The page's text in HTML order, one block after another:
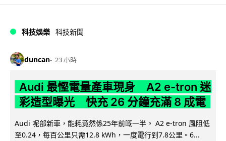
科技娛樂 科技新聞
duncan 23 小時
Audi 最慳電量產車現身 A2 e-tron 迷
彩造型曝光 快充 26 分鐘充滿 8 成電
Audi 呢部新車，能耗竟然係25年前嘅一半。 A2 e-tron 風阻低
至0.24，每百公里只需12.8 kWh，一度電行到7.8公里。6...